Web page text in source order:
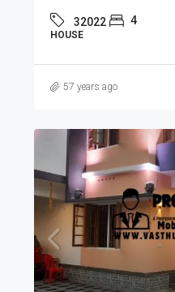
32022 4
HOUSE
57 years ago